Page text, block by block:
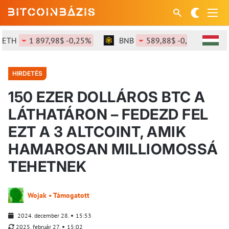
1 897,98$ -0,25% BNB 589,88$ -0,89% SOL
HIRDETÉS
150 EZER DOLLÁROS BTC A
LÁTHATÁRON – FEDEZD FEL
EZT A 3 ALTCOINT, AMIK
HAMAROSAN MILLIOMOSSÁ
TEHETNEK
Wojak • Támogatott
2024. december 28.
15:53
2025. február 27.
15:02